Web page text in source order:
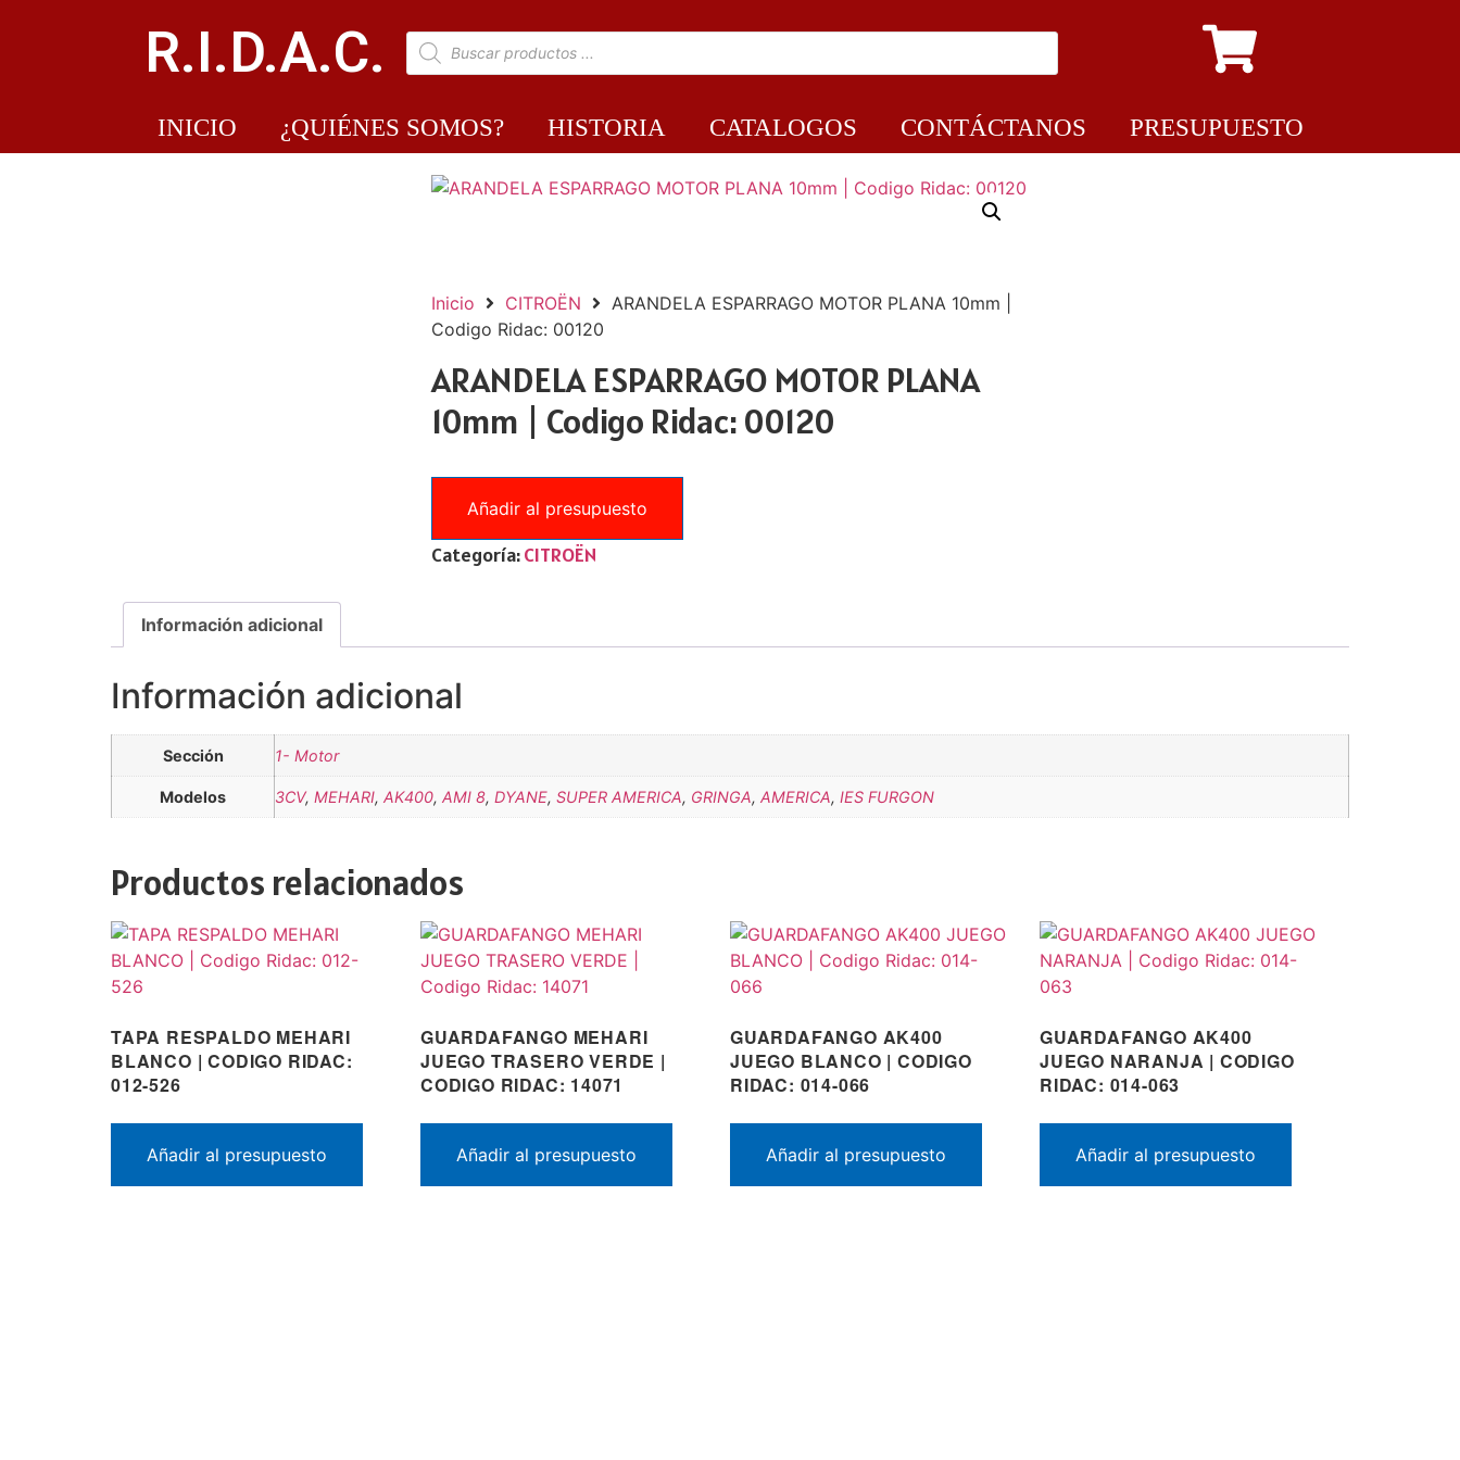
R.I.D.A.C.
INICIO ¿QUIÉNES SOMOS? HISTORIA CATALOGOS CONTÁCTANOS PRESUPUESTO
Inicio CITROËN
ARANDELA ESPARRAGO MOTOR PLANA 10mm |
Codigo Ridac: 00120
ARANDELA ESPARRAGO MOTOR PLANA
10mm | Codigo Ridac: 00120
Añadir al presupuesto
Categoría:CITROËN
Información adicional
Información adicional
Sección 1- Motor
Modelos 3CV, MEHARI, AK400, AMI 8, DYANE, SUPER AMERICA, GRINGA, AMERICA, IES FURGON
Productos relacionados
TAPA RESPALDO MEHARI
BLANCO | CODIGO RIDAC:
012-526
Añadir al presupuesto
GUARDAFANGO MEHARI
JUEGO TRASERO VERDE |
CODIGO RIDAC: 14071
Añadir al presupuesto
GUARDAFANGO AK400
JUEGO BLANCO | CODIGO
RIDAC: 014-066
Añadir al presupuesto
GUARDAFANGO AK400
JUEGO NARANJA | CODIGO
RIDAC: 014-063
Añadir al presupuesto